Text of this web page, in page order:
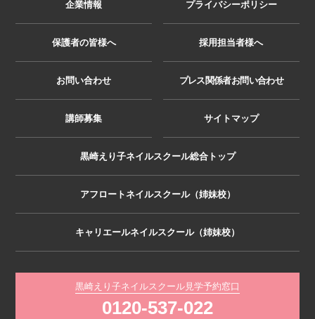
企業情報 プライバシーポリシー
保護者の皆様へ 採用担当者様へ
お問い合わせ プレス関係者お問い合わせ
講師募集 サイトマップ
黒崎えり子ネイルスクール総合トップ
アフロートネイルスクール（姉妹校）
キャリエールネイルスクール（姉妹校）
黒崎えり子ネイルスクール見学予約窓口
0120-537-022